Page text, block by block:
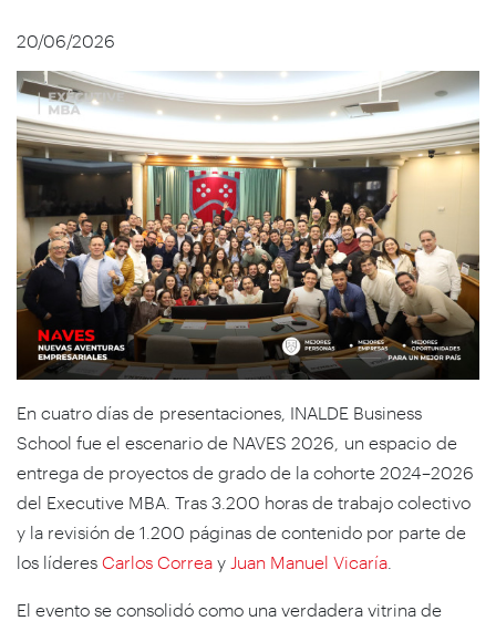
20/06/2026
En cuatro días de presentaciones, INALDE Business
School fue el escenario de NAVES 2026, un espacio de
entrega de proyectos de grado de la cohorte 2024–2026
del Executive MBA. Tras 3.200 horas de trabajo colectivo
y la revisión de 1.200 páginas de contenido por parte de
los líderes Carlos Correa y Juan Manuel Vicaría
El evento se consolidó como una verdadera vitrina de